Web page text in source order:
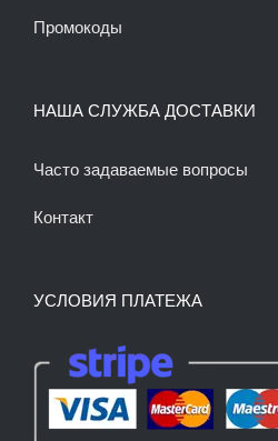
Промокоды
НАША СЛУЖБА ДОСТАВКИ
Часто задаваемые вопросы
Контакт
УСЛОВИЯ ПЛАТЕЖА